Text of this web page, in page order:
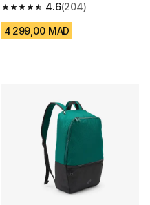
outil
4.6
4.6 out of 5 stars from 204
(204)
4 299,00 MAD